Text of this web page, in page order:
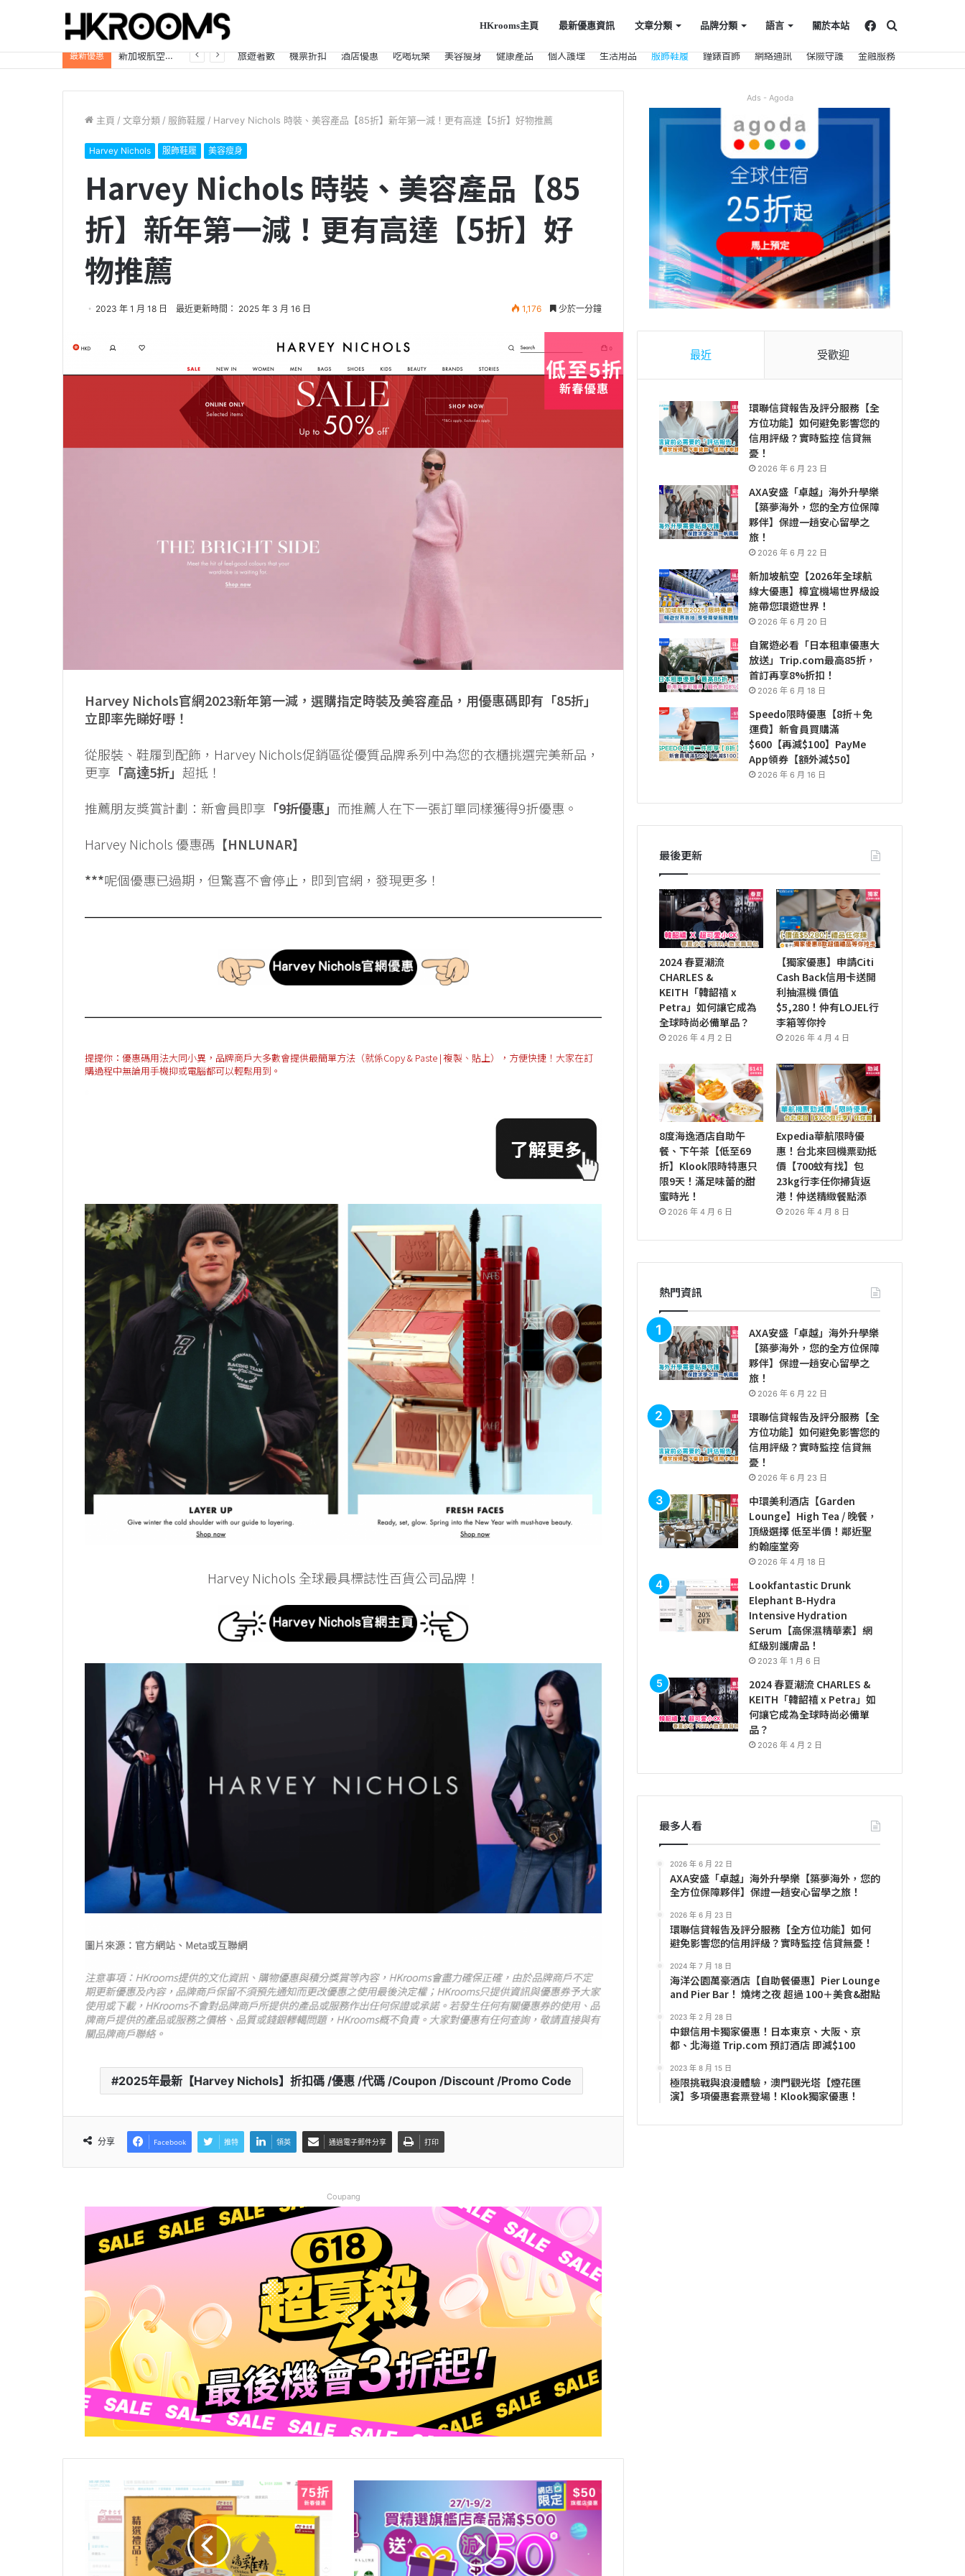
HKrooms主頁 最新優惠資訊 文章分類 品牌分類 語言 關於本站 搜
Facebook
最新優惠 新加坡航空【2026年全球航線大優惠】樟宜機場世界級設施帶您環遊世界！ 旅遊著數 機票折扣 酒店優惠 吃喝玩樂 美容瘦身 健康產品 個人護理 生活用品 服飾鞋履 鐘錶首飾 網絡通訊 保險守護 金融服務
主頁 / 文章分類 / 服飾鞋履 / Harvey Nichols 時裝、美容產品【85折】新年第一減！更有高達【5折】好物推薦
Harvey Nichols 服飾鞋履 美容瘦身
Harvey Nichols 時裝、美容產品【85
折】新年第一減！更有高達【5折】好
物推薦
2023 年 1 月 18 日 最近更新時間： 2025 年 3 月 16 日 1,176 少於一分鐘
Harvey Nichols官網2023新年第一減，選購指定時裝及美容產品，用優惠碼即有「85折」
立即率先睇好嘢！
從服裝、鞋履到配飾，Harvey Nichols促銷區從優質品牌系列中為您的衣櫃挑選完美新品，
更享 「高達5折」 超抵！
推薦朋友獎賞計劃：新會員即享 「9折優惠」 而推薦人在下一張訂單同樣獲得9折優惠。
Harvey Nichols 優惠碼 【HNLUNAR】
***呢個優惠已過期，但驚喜不會停止，即到官網，發現更多！
提提你：優惠碼用法大同小異，品牌商戶大多數會提供最簡單方法（就係Copy & Paste | 複製、貼上），方便快捷！大家在訂
購過程中無論用手機抑或電腦都可以輕鬆用到。
Harvey Nichols 全球最具標誌性百貨公司品牌！
2025年最新【Harvey Nichols】折扣碼 /優惠 /代碼 /Coupon /Discount /Promo Code
分享 Facebook 推特 領英 通過電子郵件分享 打印
Coupang
Ads - Agoda
最近 受歡迎
環聯信貸報告及評分服務【全
方位功能】如何避免影響您的
信用評級？實時監控 信貸無
憂！
2026 年 6 月 23 日
AXA安盛「卓越」海外升學樂
【築夢海外，您的全方位保障
夥伴】保證一趟安心留學之
旅！
2026 年 6 月 22 日
新加坡航空【2026年全球航
線大優惠】樟宜機場世界級設
施帶您環遊世界！
2026 年 6 月 20 日
自駕遊必看「日本租車優惠大
放送」Trip.com最高85折，
首訂再享8%折扣！
2026 年 6 月 18 日
Speedo限時優惠【8折＋免
運費】新會員買購滿
$600【再減$100】PayMe
App領券【額外減$50】
2026 年 6 月 16 日
最後更新
2024 春夏潮流
CHARLES &
KEITH「韓韶禧 x
Petra」如何讓它成為
全球時尚必備單品？
2026 年 4 月 2 日
【獨家優惠】申請Citi
Cash Back信用卡送開
利抽濕機 價值
$5,280！仲有LOJEL行
李箱等你拎
2026 年 4 月 4 日
8度海逸酒店自助午
餐、下午茶【低至69
折】Klook限時特惠只
限9天！滿足味蕾的甜
蜜時光！
2026 年 4 月 6 日
Expedia華航限時優
惠！台北來回機票勁抵
價【700蚊有找】包
23kg行李任你掃貨返
港！仲送精緻餐點添
2026 年 4 月 8 日
熱門資訊
AXA安盛「卓越」海外升學樂
【築夢海外，您的全方位保障
夥伴】保證一趟安心留學之
旅！
2026 年 6 月 22 日
環聯信貸報告及評分服務【全
方位功能】如何避免影響您的
信用評級？實時監控 信貸無
憂！
2026 年 6 月 23 日
中環美利酒店【Garden
Lounge】High Tea / 晚餐，
頂級選擇 低至半價！鄰近聖
約翰座堂旁
2026 年 4 月 18 日
Lookfantastic Drunk
Elephant B-Hydra
Intensive Hydration
Serum【高保濕精華素】網
紅級別護膚品！
2023 年 1 月 6 日
2024 春夏潮流 CHARLES &
KEITH「韓韶禧 x Petra」如
何讓它成為全球時尚必備單
品？
2026 年 4 月 2 日
最多人看
2026 年 6 月 22 日
AXA安盛「卓越」海外升學樂【築夢海外，您的
全方位保障夥伴】保證一趟安心留學之旅！
2026 年 6 月 23 日
環聯信貸報告及評分服務【全方位功能】如何
避免影響您的信用評級？實時監控 信貸無憂！
2024 年 7 月 18 日
海洋公園萬豪酒店【自助餐優惠】Pier Lounge
and Pier Bar！ 燒烤之夜 超過 100＋美食&甜點
2023 年 2 月 28 日
中銀信用卡獨家優惠！日本東京、大阪、京
都、北海道 Trip.com 預訂酒店 即減$100
2023 年 8 月 15 日
極限挑戰與浪漫體驗，澳門觀光塔【煙花匯
演】多項優惠套票登場！Klook獨家優惠！